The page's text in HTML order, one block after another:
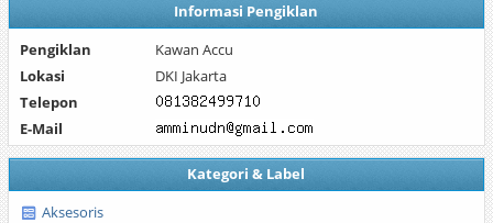
Informasi Pengiklan
Pengiklan
Kawan Accu
Lokasi
DKI Jakarta
Telepon
E-Mail
Kategori & Label
Aksesoris